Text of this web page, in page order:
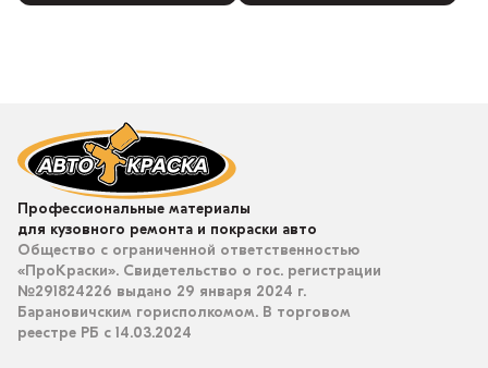
Профессиональные материалы
для кузовного ремонта и покраски авто
Общество с ограниченной ответственностью
«ПроКраски». Свидетельство о гос. регистрации
№291824226 выдано 29 января 2024 г.
Барановичским горисполкомом. В торговом
реестре РБ с 14.03.2024